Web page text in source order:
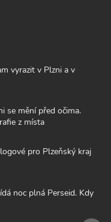
vyrazit v Plzni a v
se mění před očima.
z místa
pro Plzeňský kraj
noc plná Perseid. Kdy